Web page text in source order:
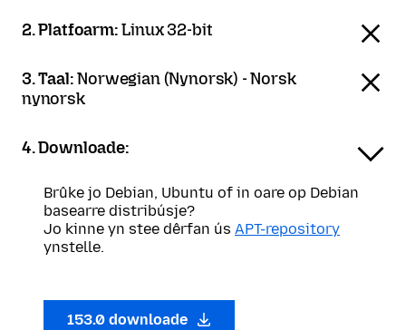
2. Platfoarm:Linux 32-bit
3. Taal:Norwegian (Nynorsk) - Norsk
nynorsk
4. Downloade:
Brûke jo Debian, Ubuntu of in oare op Debian
basearre distribúsje?
Jo kinne yn stee dêrfan ús APT-repository
ynstelle.
153.0 downloade